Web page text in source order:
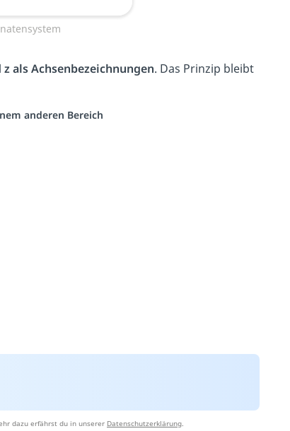
z als Achsenbezeichnungen. Das Prinzip bleibt
anderen Bereich
dazu erfährst du in unserer Datenschutzerklärung